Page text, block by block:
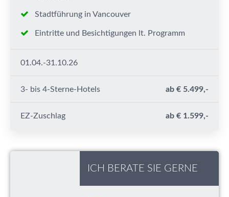
Stadtführung in Vancouver
Eintritte und Besichtigungen lt. Programm
01.04.-31.10.26
3- bis 4-Sterne-Hotels ab € 5.499,-
EZ-Zuschlag ab € 1.599,-
ICH BERATE SIE GERNE